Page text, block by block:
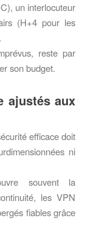
un interlocuteur
(H+4 pour les
reste par
son budget.
ajustés aux
efficace doit
ni
souvent la
les VPN
fiables grâce